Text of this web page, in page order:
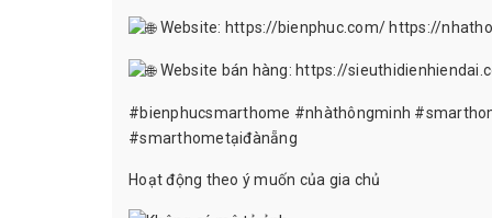
Website: https://bienphuc.com/ https://
Website bán hàng: https://
#bienphucsmarthome #nhàthôngminh
#smarthometạiđànẵng
Hoạt động theo ý muốn của gia chủ